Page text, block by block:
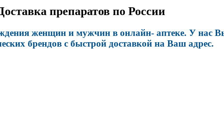
препаратов по России
женщин и мужчин в онлайн- аптеке. У нас
брендов с быстрой доставкой на Ваш адрес.